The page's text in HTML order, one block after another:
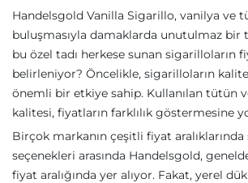
Handelsgold Vanilla Sigarillo, vanilya ve
buluşmasıyla damaklarda unutulmaz bir
bu özel tadı herkese sunan sigarilloların
belirleniyor? Öncelikle, sigarilloların
önemli bir etkiye sahip. Kullanılan tütün
kalitesi, fiyatların farklılık göstermesine
Birçok markanın çeşitli fiyat
seçenekleri arasında Handelsgold,
fiyat aralığında yer alıyor. Fakat, yerel